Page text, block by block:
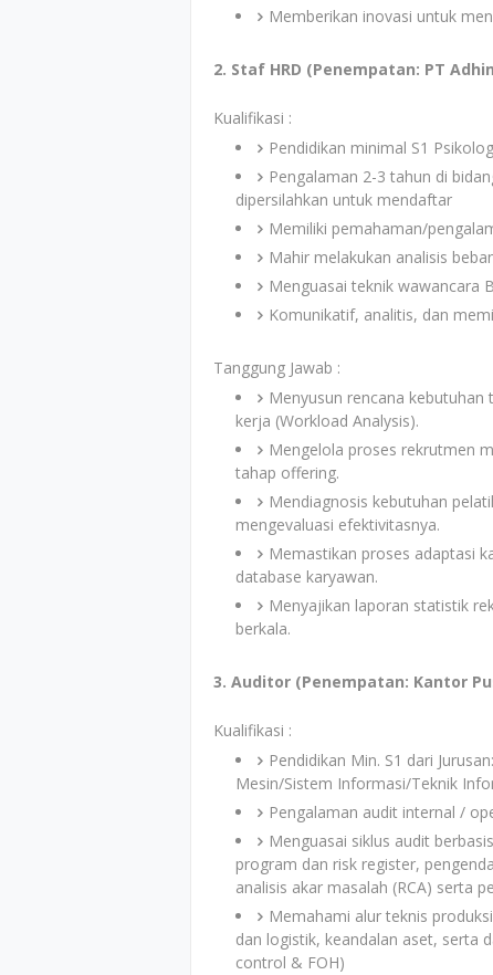
Memberikan inovasi untuk
2. Staf HRD (Penempatan: PT
Kualifikasi :
Pendidikan minimal S1
Pengalaman 2-3 tahun di
dipersilahkan untuk mendaftar
Memiliki pemahaman/
Mahir melakukan analisis
Menguasai teknik wawancara
Komunikatif, analitis, dan
Tanggung Jawab :
Menyusun rencana
kerja (Workload Analysis).
Mengelola proses rekrutmen
tahap offering.
Mendiagnosis kebutuhan
mengevaluasi efektivitasnya.
Memastikan proses adaptasi
database karyawan.
Menyajikan laporan statistik
berkala.
3. Auditor (Penempatan: Kantor
Kualifikasi :
Pendidikan Min. S1 dari
Mesin/Sistem Informasi/Teknik
Pengalaman audit internal /
Menguasai siklus audit
program dan risk register,
analisis akar masalah (RCA) serta
Memahami alur teknis
dan logistik, keandalan aset, serta
control & FOH)